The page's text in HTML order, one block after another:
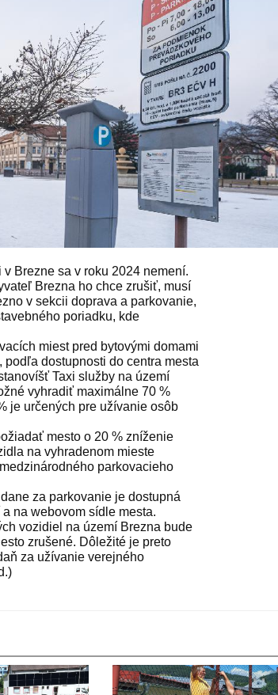
Brezne sa v roku 2024 nemení.
Brezna ho chce zrušiť, musí
v sekcii doprava a parkovanie,
poriadku, kde
miest pred bytovými domami
dostupnosti do centra mesta
Taxi služby na území
vyhradiť maximálne 70 %
je určených pre užívanie osôb
mesto o 20 % zníženie
na vyhradenom mieste
parkovacieho
za parkovanie je dostupná
na webovom sídle mesta.
vozidiel na území Brezna bude
zrušené. Dôležité je preto
za užívanie verejného